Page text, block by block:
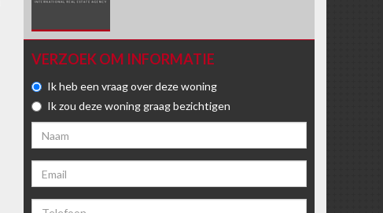
VERZOEK OM INFORMATIE
Ik heb een vraag over deze woning
Ik zou deze woning graag bezichtigen